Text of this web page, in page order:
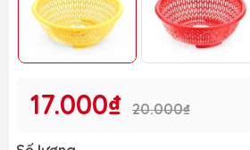
17.000₫ 20.000₫